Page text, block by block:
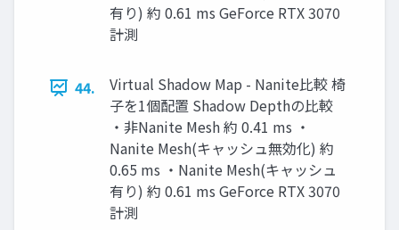
有り) 約 0.61 ms GeForce RTX 3070
計測
44.
Virtual Shadow Map - Nanite比較 椅
子を1個配置 Shadow Depthの比較
・非Nanite Mesh 約 0.41 ms ・
Nanite Mesh(キャッシュ無効化) 約
0.65 ms ・Nanite Mesh(キャッシュ
有り) 約 0.61 ms GeForce RTX 3070
計測